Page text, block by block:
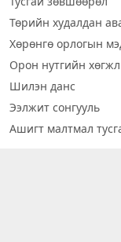
Төрийн худалдан
Хөрөнгө орлогын
Орон нутгийн
Шилэн данс
Ээлжит сонгууль
Ашигт малтмал